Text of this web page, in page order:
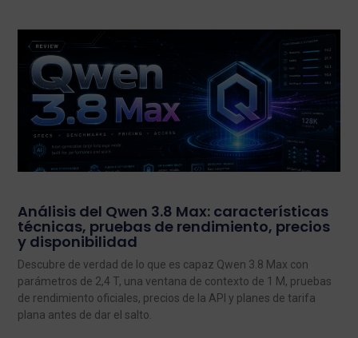
Análisis del Qwen 3.8 Max: características
técnicas, pruebas de rendimiento, precios
y disponibilidad
Descubre de verdad de lo que es capaz Qwen 3.8 Max con
parámetros de 2,4 T, una ventana de contexto de 1 M, pruebas
de rendimiento oficiales, precios de la API y planes de tarifa
plana antes de dar el salto.